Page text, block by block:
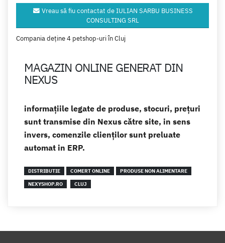
Vreau să fiu contactat de IULIAN SARBU BUSINESS
CONSULTING SRL
Compania deține 4 petshop-uri în Cluj
MAGAZIN ONLINE GENERAT DIN
NEXUS
informațiile legate de produse, stocuri, prețuri
sunt transmise din Nexus către site, in sens
invers, comenzile clienților sunt preluate
automat in ERP.
DISTRIBUTIE COMERT ONLINE
PRODUSE NON ALIMENTARE
NEXYSHOP.RO
CLUJ